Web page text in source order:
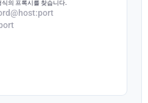
의 프록시를 찾습니다.